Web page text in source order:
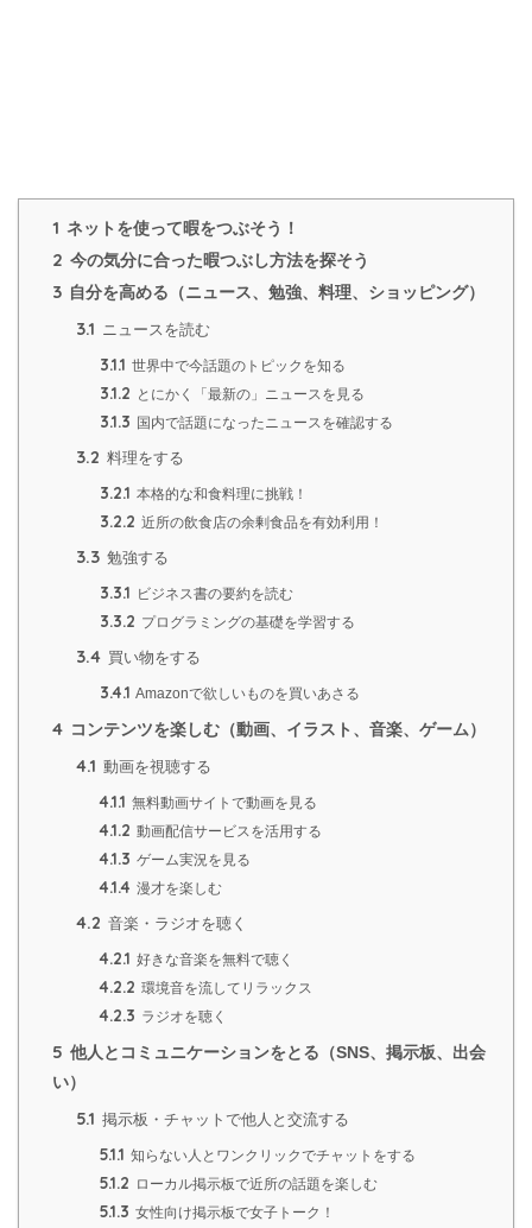
1 ネットを使って暇をつぶそう！
2 今の気分に合った暇つぶし方法を探そう
3 自分を高める（ニュース、勉強、料理、ショッピング）
3.1 ニュースを読む
3.1.1 世界中で今話題のトピックを知る
3.1.2 とにかく「最新の」ニュースを見る
3.1.3 国内で話題になったニュースを確認する
3.2 料理をする
3.2.1 本格的な和食料理に挑戦！
3.2.2 近所の飲食店の余剰食品を有効利用！
3.3 勉強する
3.3.1 ビジネス書の要約を読む
3.3.2 プログラミングの基礎を学習する
3.4 買い物をする
3.4.1 Amazonで欲しいものを買いあさる
4 コンテンツを楽しむ（動画、イラスト、音楽、ゲーム）
4.1 動画を視聴する
4.1.1 無料動画サイトで動画を見る
4.1.2 動画配信サービスを活用する
4.1.3 ゲーム実況を見る
4.1.4 漫才を楽しむ
4.2 音楽・ラジオを聴く
4.2.1 好きな音楽を無料で聴く
4.2.2 環境音を流してリラックス
4.2.3 ラジオを聴く
5 他人とコミュニケーションをとる（SNS、掲示板、出会
い）
5.1 掲示板・チャットで他人と交流する
5.1.1 知らない人とワンクリックでチャットをする
5.1.2 ローカル掲示板で近所の話題を楽しむ
5.1.3 女性向け掲示板で女子トーク！